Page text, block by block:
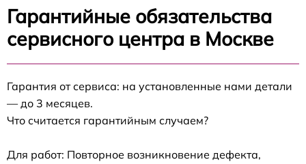
Гарантийные обязательства
сервисного центра в Москве
Гарантия от сервиса: на установленные нами детали
— до 3 месяцев.
Что считается гарантийным случаем?
Для работ: Повторное возникновение дефекта,